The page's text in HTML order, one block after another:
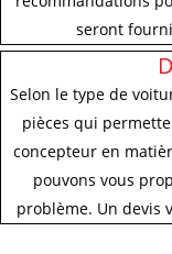
seront
Selon le type de
pièces qui
concepteur en
pouvons vous
problème. Un devis